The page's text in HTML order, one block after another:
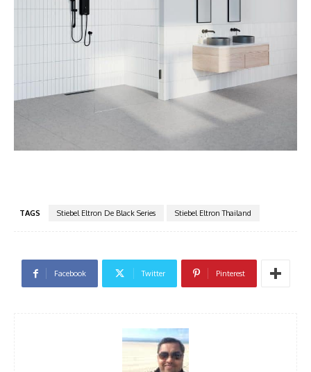
TAGS Stiebel Eltron De Black Series Stiebel Eltron Thailand
Facebook Twitter Pinterest